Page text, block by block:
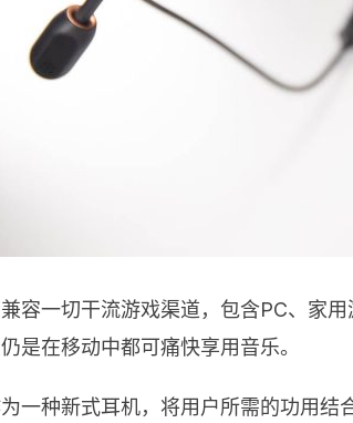
容一切干流游戏渠道，包含PC、家
是在移动中都可痛快享用音乐。
一种新式耳机，将用户所需的功用